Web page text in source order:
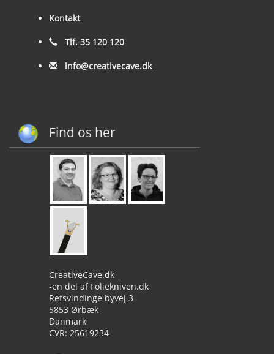
Kontakt
Tlf. 35 120 120
info@creativecave.dk
Find os her
CreativeCave.dk
-en del af Foliekniven.dk
Refsvindinge byvej 3
5853 Ørbæk
Danmark
CVR: 25619234